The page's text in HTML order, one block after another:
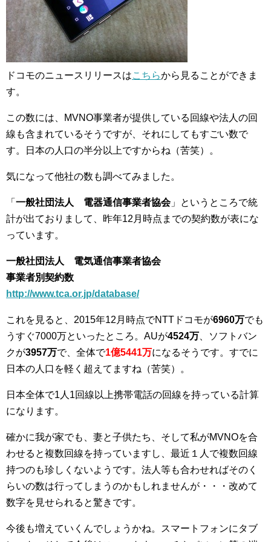
ドコモのニュースリリースはこちらから見ることができま
す。
この数には、MVNO事業者が提供している回線や法人の回
線も含まれているそうですが、それにしてもすごい数で
す。日本の人口の半分以上ですからね（苦笑）。
気になって他社の数も調べてみました。
「 一般社団法人 電器通信事業者協会」というところで統
計が出ておりまして、昨年12月時点までの契約数が表にな
っています。
一般社団法人 電気通信事業者協会
事業者別契約数
http://www.tca.or.jp/database/
これを見ると、2015年12月時点でNTTドコモが6960万でも
うすぐ7000万といったところ。AUが4524万 、ソフトバン
クが3957万で、全体で1億5441万になるそうです。すでに
日本の人口を軽く超えてますね（苦笑）。
日本全体で1人1回線以上携帯電話の回線を持っている計算
になります。
確かに我が家でも、妻と子供たち、そして私がMVNOを合
わせると複数回線を持っていますし、最近１人で複数回線
持つのも珍しくないようです。法人等も合わせればそのく
らいの数は行ってしまうのかもしれませんが・・・改めて
数字を見せられると驚きです。
今後も増えていくんでしょうかね。スマートフォンにタブ